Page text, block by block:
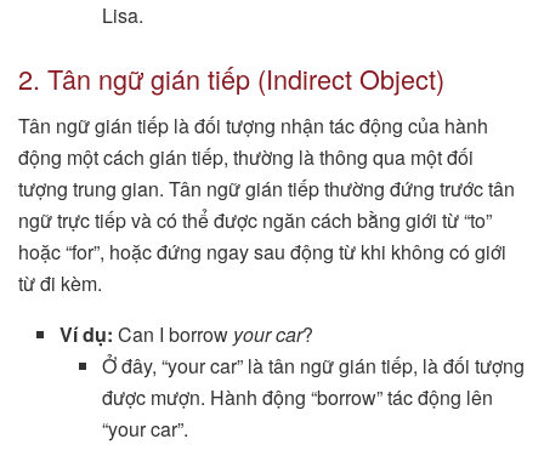
Lisa.
2. Tân ngữ gián tiếp (Indirect Object)
Tân ngữ gián tiếp là đối tượng nhận tác động của hành
động một cách gián tiếp, thường là thông qua một đối
tượng trung gian. Tân ngữ gián tiếp thường đứng trước tân
ngữ trực tiếp và có thể được ngăn cách bằng giới từ “to”
hoặc “for”, hoặc đứng ngay sau động từ khi không có giới
từ đi kèm.
Ví dụ: Can I borrow your car?
Ở đây, “your car” là tân ngữ gián tiếp, là đối tượng
được mượn. Hành động “borrow” tác động lên
“your car”.